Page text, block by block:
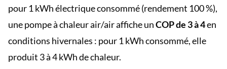
pour 1 kWh électrique consommé (rendement 100 %),
une pompe à chaleur air/air affiche unCOP de 3 à 4en
conditions hivernales : pour 1 kWh consommé, elle
produit 3 à 4 kWh de chaleur.